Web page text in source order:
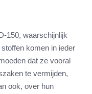
150, waarschijnlijk
komen in ieder
dat ze vooral
te vermijden,
ook, over hun